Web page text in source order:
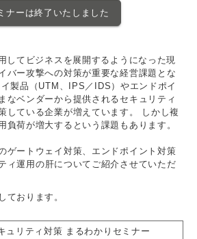
ナーは終了いたしました
してビジネスを展開するようになった現
バー攻撃への対策が重要な経営課題とな
製品（UTM、IPS／IDS）やエンドポイ
なベンダーから提供されるセキュリティ
している企業が増えています。 しかし複
負荷が増大するという課題もあります。
ゲートウェイ対策、エンドポイント対策
ィ運用の肝についてご紹介させていただ
ております。
ュリティ対策 まるわかりセミナー